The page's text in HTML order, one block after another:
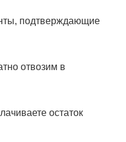
подтверждающие
отвозим в
остаток